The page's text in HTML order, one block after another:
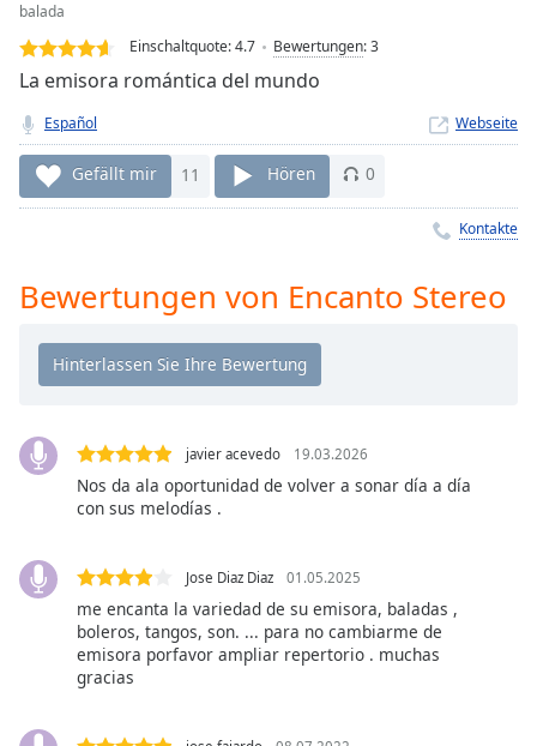
Loaded
0.00%
Stream
Seek to
live,
currently
behind
liveLIVE
Playback
Rate
Chapters
Descriptions
descriptions
off
selected
settings ,
balada
Einschaltquote:4.7 Bewertungen:3
La emisora romántica del mundo
Español Webseite
Gefällt mir 11 Hören 0
Kontakte
Bewertungen von Encanto Stereo
javier acevedo 19.03.2026
Nos da ala oportunidad de volver a sonar día a día
con sus melodías .
Jose Diaz Diaz 01.05.2025
me encanta la variedad de su emisora, baladas ,
boleros, tangos, son. ... para no cambiarme de
emisora porfavor ampliar repertorio . muchas
gracias